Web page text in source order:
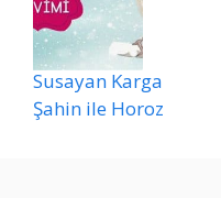
Susayan Karga
Şahin ile Horoz